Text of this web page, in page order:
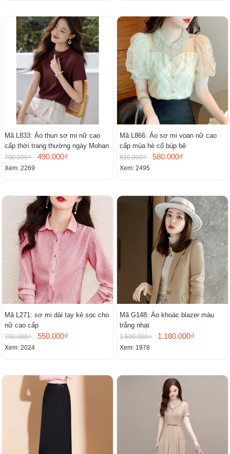
Mã L833: Áo thun sơ mi nữ cao
cấp thời trang thường ngày Mohan
700.000₫ 490.000₫
Xem: 2269
Mã L866: Áo sơ mi voan nữ cao
cấp mùa hè cổ búp bê
810.000₫ 580.000₫
Xem: 2495
Mã L271: sơ mi dài tay kẻ sọc cho
nữ cao cấp
790.000₫ 550.000₫
Xem: 2024
Mã G148: Áo khoác blazer màu
trắng nhạt
1.600.000₫ 1.180.000₫
Xem: 1978